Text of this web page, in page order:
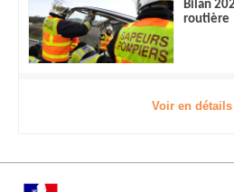
Bilan
routière
Voir en détails